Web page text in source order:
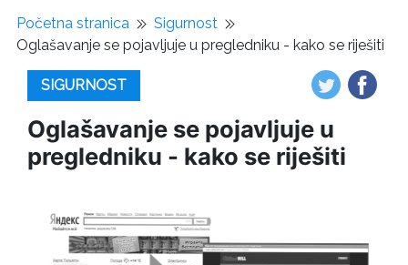
Početna stranica
Sigurnost
Oglašavanje se pojavljuje u pregledniku - kako se riješiti
SIGURNOST
Oglašavanje se pojavljuje u
pregledniku - kako se riješiti